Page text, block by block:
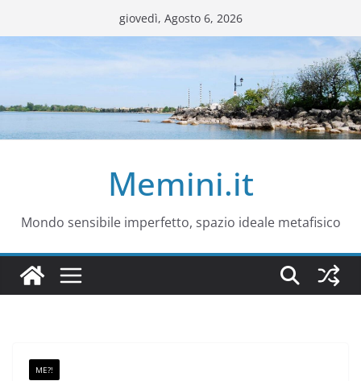
al
contenuto
giovedì, Agosto 6, 2026
Memini.it
Mondo sensibile imperfetto, spazio ideale metafisico
ME?!